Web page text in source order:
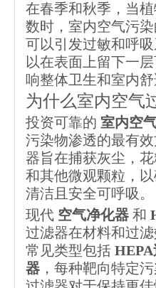
在春季和秋季，当
数时，室内空气污
可以引发过敏和呼
以在表面上留下一
响整体卫生和室内舒
为什么室内空气
投资可靠的 室内空
污染物渗透的最有
器旨在捕获灰尘，
和其他微观颗粒，
清洁且安全可呼吸。
现代 空气净化器 和
过滤器在材料和过滤
常见类型包括
器 ，每种靶向特定